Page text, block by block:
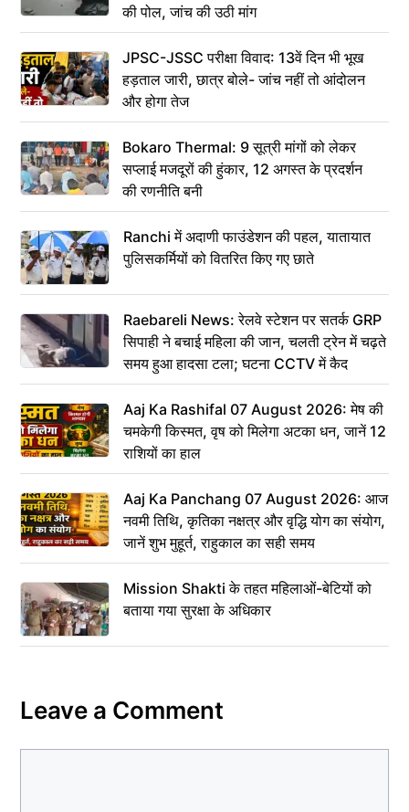
की पोल, जांच की उठी मांग
JPSC-JSSC परीक्षा विवाद: 13वें दिन भी भूख
हड़ताल जारी, छात्र बोले- जांच नहीं तो आंदोलन
और होगा तेज
Bokaro Thermal: 9 सूत्री मांगों को लेकर
सप्लाई मजदूरों की हुंकार, 12 अगस्त के प्रदर्शन
की रणनीति बनी
Ranchi में अदाणी फाउंडेशन की पहल, यातायात
पुलिसकर्मियों को वितरित किए गए छाते
Raebareli News: रेलवे स्टेशन पर सतर्क GRP
सिपाही ने बचाई महिला की जान, चलती ट्रेन में चढ़ते
समय हुआ हादसा टला; घटना CCTV में कैद
Aaj Ka Rashifal 07 August 2026: मेष की
चमकेगी किस्मत, वृष को मिलेगा अटका धन, जानें 12
राशियों का हाल
Aaj Ka Panchang 07 August 2026: आज
नवमी तिथि, कृतिका नक्षत्र और वृद्धि योग का संयोग,
जानें शुभ मुहूर्त, राहुकाल का सही समय
Mission Shakti के तहत महिलाओं-बेटियों को
बताया गया सुरक्षा के अधिकार
Leave a Comment